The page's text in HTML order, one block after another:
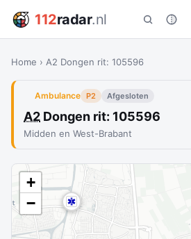
112radar.nl
Home › A2 Dongen rit: 105596
Ambulance P2 Afgesloten
A2 Dongen rit: 105596
Midden en West-Brabant
+
−